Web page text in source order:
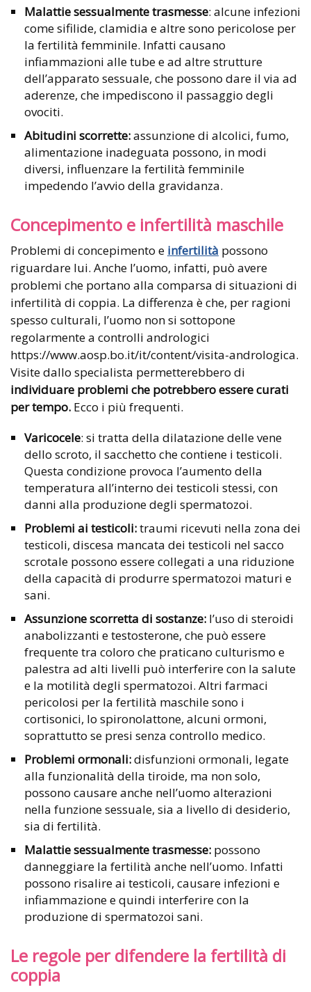
Malattie sessualmente trasmesse: alcune infezioni
come sifilide, clamidia e altre sono pericolose per
la fertilità femminile. Infatti causano
infiammazioni alle tube e ad altre strutture
dell’apparato sessuale, che possono dare il via ad
aderenze, che impediscono il passaggio degli
ovociti.
Abitudini scorrette:assunzione di alcolici, fumo,
alimentazione inadeguata possono, in modi
diversi, influenzare la fertilità femminile
impedendo l’avvio della gravidanza.
Concepimento e infertilità maschile
Problemi di concepimento e infertilità possono
riguardare lui. Anche l’uomo, infatti, può avere
problemi che portano alla comparsa di situazioni di
infertilità di coppia. La differenza è che, per ragioni
spesso culturali, l’uomo non si sottopone
regolarmente a controlli andrologici
https://www.aosp.bo.it/it/content/visita-andrologica.
Visite dallo specialista permetterebbero di
individuare problemi che potrebbero essere curati
per tempo. Ecco i più frequenti.
Varicocele: si tratta della dilatazione delle vene
dello scroto, il sacchetto che contiene i testicoli.
Questa condizione provoca l’aumento della
temperatura all’interno dei testicoli stessi, con
danni alla produzione degli spermatozoi.
Problemi ai testicoli:traumi ricevuti nella zona dei
testicoli, discesa mancata dei testicoli nel sacco
scrotale possono essere collegati a una riduzione
della capacità di produrre spermatozoi maturi e
sani.
Assunzione scorretta di sostanze: l’uso di steroidi
anabolizzanti e testosterone, che può essere
frequente tra coloro che praticano culturismo e
palestra ad alti livelli può interferire con la salute
e la motilità degli spermatozoi. Altri farmaci
pericolosi per la fertilità maschile sono i
cortisonici, lo spironolattone, alcuni ormoni,
soprattutto se presi senza controllo medico.
Problemi ormonali:disfunzioni ormonali, legate
alla funzionalità della tiroide, ma non solo,
possono causare anche nell’uomo alterazioni
nella funzione sessuale, sia a livello di desiderio,
sia di fertilità.
Malattie sessualmente trasmesse: possono
danneggiare la fertilità anche nell’uomo. Infatti
possono risalire ai testicoli, causare infezioni e
infiammazione e quindi interferire con la
produzione di spermatozoi sani.
Le regole per difendere la fertilità di
coppia